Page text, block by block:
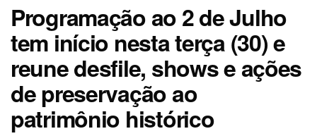
Programação ao 2 de Julho
tem início nesta terça (30) e
reune desfile, shows e ações
de preservação ao
patrimônio histórico